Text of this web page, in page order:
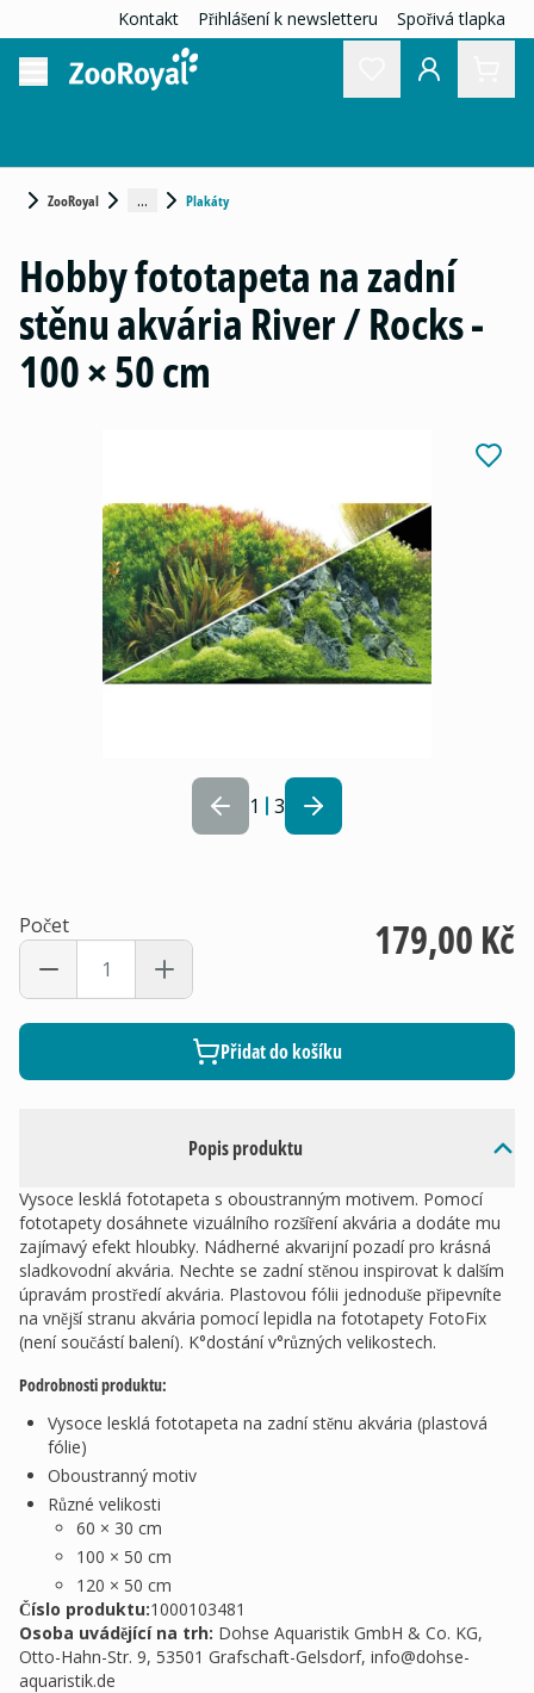
Kontakt Přihlášení k newsletteru Spořivá tlapka
ZooRoyal ... Plakáty
1 3
Popis produktu
Vysoce lesklá fototapeta s oboustranným motivem. Pomocí
fototapety dosáhnete vizuálního rozšíření akvária a dodáte mu
zajímavý efekt hloubky. Nádherné akvarijní pozadí pro krásná
sladkovodní akvária. Nechte se zadní stěnou inspirovat k dalším
úpravám prostředí akvária. Plastovou fólii jednoduše připevníte
na vnější stranu akvária pomocí lepidla na fototapety FotoFix
(není součástí balení). K°dostání v°různých velikostech.
Podrobnosti produktu:
Vysoce lesklá fototapeta na zadní stěnu akvária (plastová
fólie)
Oboustranný motiv
Různé velikosti
60 × 30 cm
100 × 50 cm
120 × 50 cm
Číslo produktu:1000103481
Osoba uvádějící na trh: Dohse Aquaristik GmbH & Co. KG,
Otto-Hahn-Str. 9, 53501 Grafschaft-Gelsdorf, info@dohse-
aquaristik.de
Hobby fototapeta na zadní
stěnu akvária River / Rocks -
100 × 50 cm
Počet 179,00 Kč
Přidat do košíku